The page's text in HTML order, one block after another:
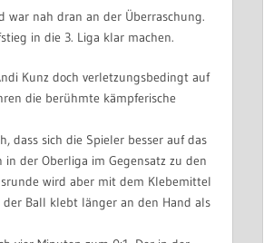
war nah dran an der Überraschung.
in die 3. Liga klar machen.
Kunz doch verletzungsbedingt auf
die berühmte kämpferische
dass sich die Spieler besser auf das
der Oberliga im Gegensatz zu den
wird aber mit dem Klebemittel
Ball klebt länger an den Hand als